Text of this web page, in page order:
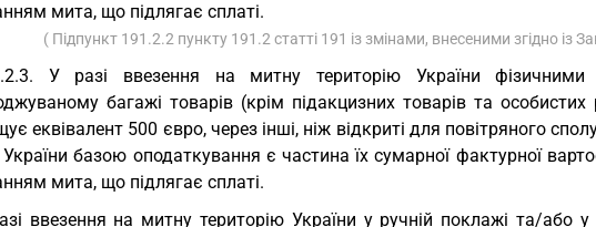
мита, що підлягає сплаті.
( Підпункт 191.2.2 пункту 191.2 статті 191 із змінами, внесеними згідно із
У разі ввезення на митну територію України
багажі товарів (крім підакцизних товарів та
еквівалент 500 євро, через інші, ніж відкриті для повітряного
базою оподаткування є частина їх сумарної фактурної
мита, що підлягає сплаті.
ввезення на митну територію України у ручній поклажі та/або